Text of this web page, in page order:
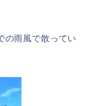
の雨風で散ってい